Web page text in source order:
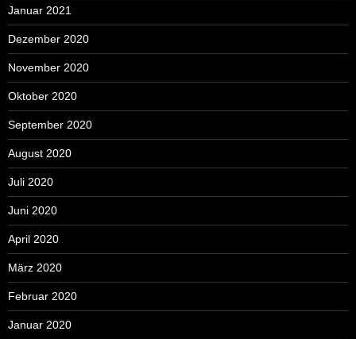
Januar 2021
Dezember 2020
November 2020
Oktober 2020
September 2020
August 2020
Juli 2020
Juni 2020
April 2020
März 2020
Februar 2020
Januar 2020